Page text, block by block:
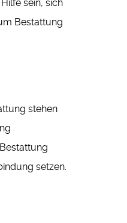
sein, sich
Bestattung
stehen
setzen.